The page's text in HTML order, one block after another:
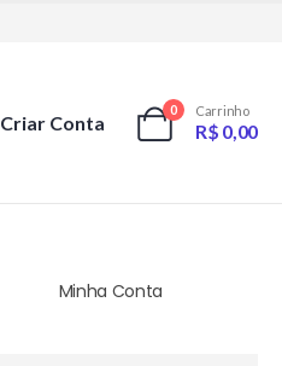
Criar Conta
0 Carrinho
R$ 0,00
Minha Conta